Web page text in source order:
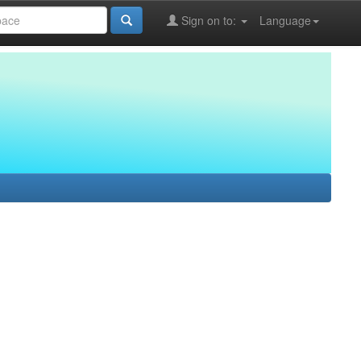
Language
Sign on to: